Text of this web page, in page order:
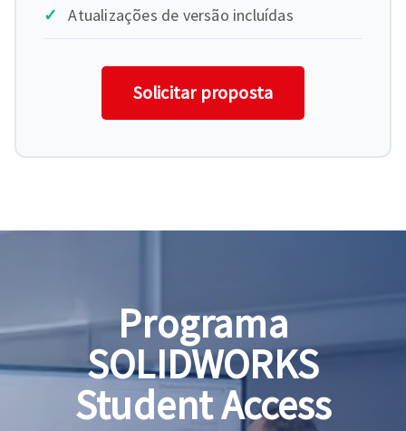
Atualizações de versão incluídas
Solicitar proposta
Programa
SOLIDWORKS
Student Access